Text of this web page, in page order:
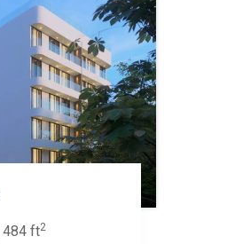
484 ft2